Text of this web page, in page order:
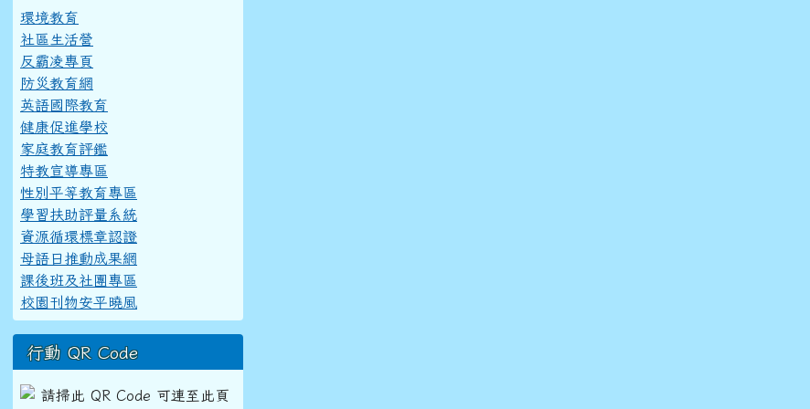
環境教育
社區生活營
反霸凌專頁
防災教育網
英語國際教育
健康促進學校
家庭教育評鑑
特教宣導專區
性別平等教育專區
學習扶助評量系統
資源循環標章認證
母語日推動成果網
課後班及社團專區
校園刊物安平曉風
行動 QR Code